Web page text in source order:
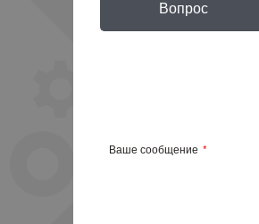
Вопрос
Ваше сообщение